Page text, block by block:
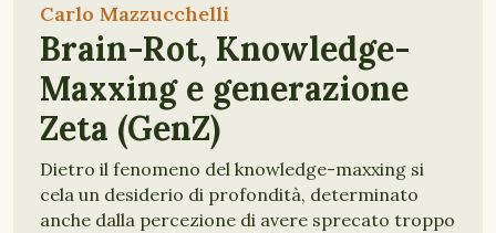
Carlo Mazzucchelli
Brain-Rot, Knowledge-
Maxxing e generazione
Zeta (GenZ)
Dietro il fenomeno del knowledge-maxxing si
cela un desiderio di profondità, determinato
anche dalla percezione di avere sprecato troppo